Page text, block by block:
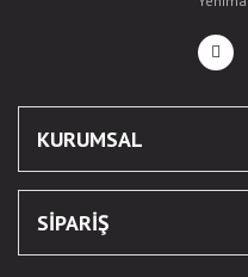
KURUMSAL
SİPARİŞ